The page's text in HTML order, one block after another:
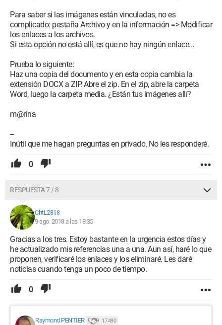
Para saber si las imágenes están vinculadas, no es
complicado: pestaña Archivo y en la información => Modificar
los enlaces a los archivos.
Si esta opción no está allí, es que no hay ningún enlace...
Prueba lo siguiente:
Haz una copia del documento y en esta copia cambia la
extensión DOCX a ZIP. Abre el zip. En el zip, abre la carpeta
Word, luego la carpeta media. ¿Están tus imágenes allí?
m@rina
--
Inútil que me hagan preguntas en privado. No les responderé.
0
RESPUESTA 7 / 8
ChtL2818
9 ago. 2018 a las 18:35
Gracias a los tres. Estoy bastante en la urgencia estos días y
he actualizado mis referencias una a una. Aun así, haré lo que
proponen, verificaré los enlaces y los eliminaré. Les daré
noticias cuando tenga un poco de tiempo.
0
Raymond PENTIER 17 490